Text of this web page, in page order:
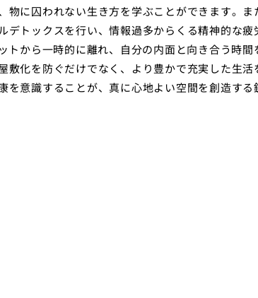
に囚われない生き方を学ぶことができます。ま
デトックスを行い、情報過多からくる精神的な疲
トから一時的に離れ、自分の内面と向き合う時間
化を防ぐだけでなく、より豊かで充実した生活
意識することが、真に心地よい空間を創造する